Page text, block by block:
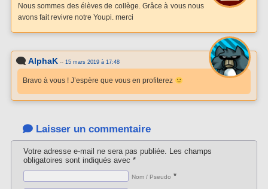
Nous sommes des élèves de collège. Grâce à vous nous
avons fait revivre notre Youpi. merci
AlphaK -- 15 mars 2019 à 17:48
Bravo à vous ! J’espère que vous en profiterez
Laisser un commentaire
Votre adresse e-mail ne sera pas publiée. Les champs
obligatoires sont indiqués avec *
Nom / Pseudo *